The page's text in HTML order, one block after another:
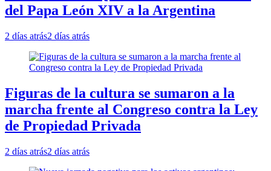
del Papa León XIV a la Argentina
2 días atrás2 días atrás
Figuras de la cultura se sumaron a la
marcha frente al Congreso contra la Ley
de Propiedad Privada
2 días atrás2 días atrás